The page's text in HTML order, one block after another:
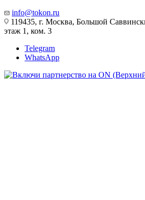
info@tokon.ru
119435, г. Москва, Большой
этаж 1, ком. 3
Telegram
WhatsApp